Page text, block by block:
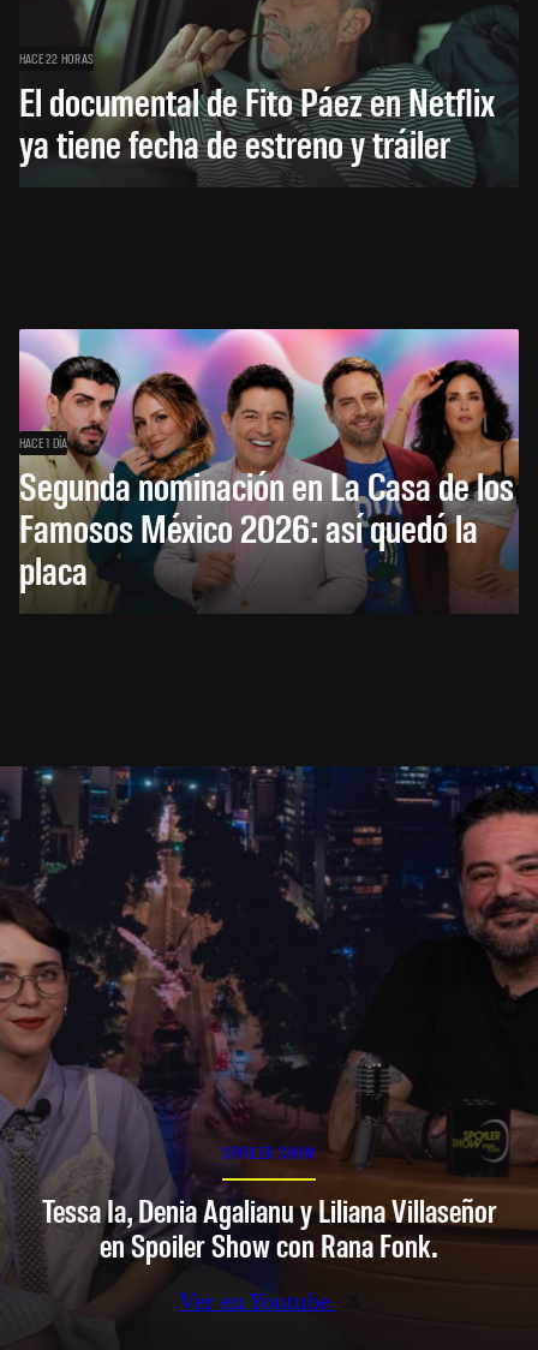
HACE 22 HORAS
El documental de Fito Páez en Netflix
ya tiene fecha de estreno y tráiler
HACE 1 DÍA
Segunda nominación en La Casa de los
Famosos México 2026: así quedó la
placa
SPOILER SHOW
Tessa Ia, Denia Agalianu y Liliana Villaseñor
en Spoiler Show con Rana Fonk.
Ver en Youtube